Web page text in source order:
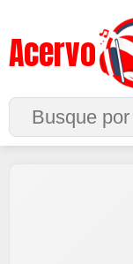
Acervo
Buscar no Site